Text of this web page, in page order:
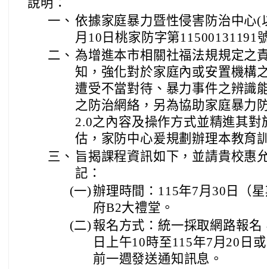
說明：
一、 依據家庭暴力暨性侵害防治中心
月10日桃家防字第11500131191
二、 為增進本市相關社福法規規定之
知，強化對於家庭內或安置機構
遭受不當對待、暴力事件之辨識
之防治網絡，另為協助家庭暴力
2.0之內容及操作方式並精進其
估，家防中心爰規劃辦理本教育
三、 旨揭課程資訊如下，並請貴校惠
記：
(一)辦理時間：115年7月30日（
府B2大禮堂。
(二) 報名方式：統一採取網路報
日上午10時至115年7月20日
前一週發送通知訊息。